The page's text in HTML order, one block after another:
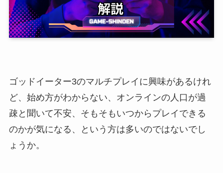
ゴッドイーター3のマルチプレイに興味があるけれ
ど、始め方がわからない、オンラインの人口が過
疎と聞いて不安、そもそもいつからプレイできる
のかが気になる、という方は多いのではないでし
ょうか。